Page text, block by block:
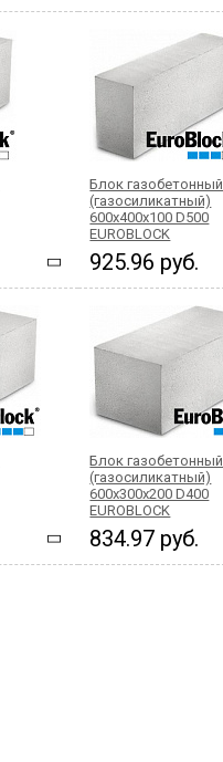
Блок газобетонный
(газосиликатный)
600x400x100 D500
EUROBLOCK
925.96 руб.
Блок газобетонный
(газосиликатный)
600x300x200 D400
EUROBLOCK
834.97 руб.